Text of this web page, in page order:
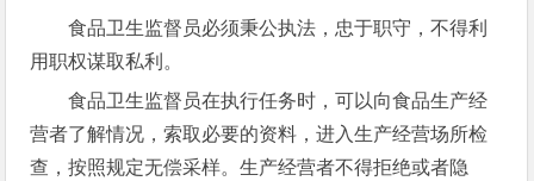
食品卫生监督员必须秉公执法，忠于职守，不得利
用职权谋取私利。
食品卫生监督员在执行任务时，可以向食品生产经
营者了解情况，索取必要的资料，进入生产经营场所检
查，按照规定无偿采样。生产经营者不得拒绝或者隐